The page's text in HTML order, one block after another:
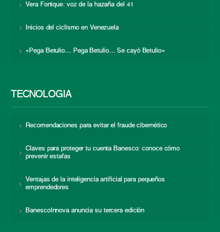
Vera Fortique: voz de la hazaña del 41
Inicios del ciclismo en Venezuela
«Pega Betulio… Pega Betulio… Se cayó Betulio»
TECNOLOGÍA
Recomendaciones para evitar el fraude cibernético
Claves para proteger tu cuenta Banesco: conoce cómo
prevenir estafas
Ventajas de la inteligencia artificial para pequeños
emprendedores
BanescoInnova anuncia su tercera edición